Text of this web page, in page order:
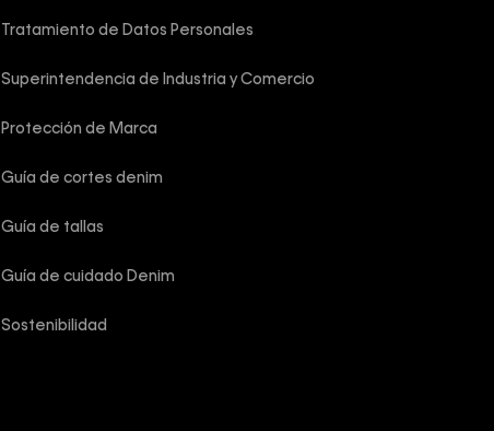
Tratamiento de Datos Personales
Superintendencia de Industria y Comercio
Protección de Marca
Guía de cortes denim
Guía de tallas
Guía de cuidado Denim
Sostenibilidad